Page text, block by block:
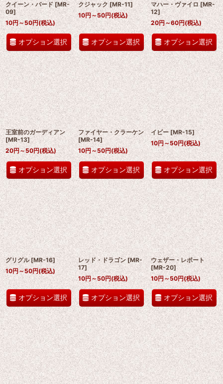
クイーン・バード [MR-
09]
10円～50円(税込)
オプション選択
クジャック [MR-11]
10円～50円(税込)
オプション選択
マハー・ヴァイロ [MR-
12]
20円～60円(税込)
オプション選択
王室前のガーディアン
[MR-13]
20円～50円(税込)
オプション選択
ファイヤー・クラーケン
[MR-14]
10円～50円(税込)
オプション選択
イビー [MR-15]
10円～50円(税込)
オプション選択
グリグル [MR-16]
10円～50円(税込)
オプション選択
レッド・ドラゴン [MR-
17]
10円～50円(税込)
オプション選択
ウェザー・レポート
[MR-20]
10円～50円(税込)
オプション選択